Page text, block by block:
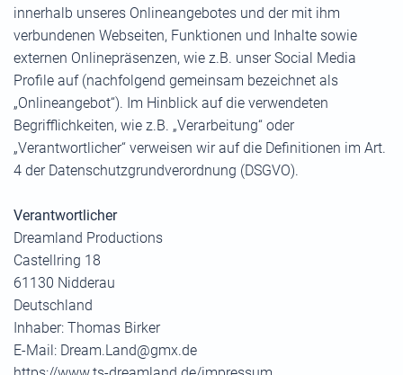
innerhalb unseres Onlineangebotes und der mit ihm
verbundenen Webseiten, Funktionen und Inhalte sowie
externen Onlinepräsenzen, wie z.B. unser Social Media
Profile auf (nachfolgend gemeinsam bezeichnet als
„Onlineangebot“). Im Hinblick auf die verwendeten
Begrifflichkeiten, wie z.B. „Verarbeitung“ oder
„Verantwortlicher“ verweisen wir auf die Definitionen im Art.
4 der Datenschutzgrundverordnung (DSGVO).
Verantwortlicher
Dreamland Productions
Castellring 18
61130 Nidderau
Deutschland
Inhaber: Thomas Birker
E-Mail: Dream.Land@gmx.de